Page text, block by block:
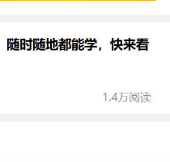
婚是什么意思啊？都